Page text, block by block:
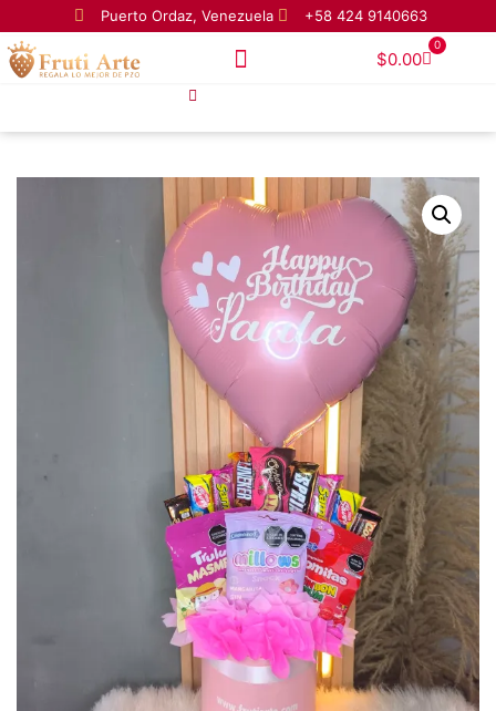
Puerto Ordaz, Venezuela +58 424 9140663
$0.00
0